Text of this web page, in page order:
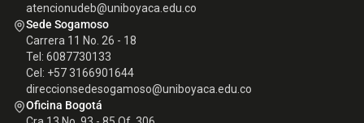
atencionudeb@uniboyaca.edu.co
Sede Sogamoso
Carrera 11 No. 26 - 18
Tel: 6087730133
Cel: +57 3166901644
direccionsedesogamoso@uniboyaca.edu.co
Oficina Bogotá